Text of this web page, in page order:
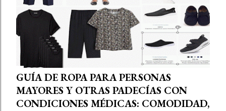
d
a
s
GUÍA DE ROPA PARA PERSONAS
MAYORES Y OTRAS PADECÍAS CON
CONDICIONES MÉDICAS: COMODIDAD,